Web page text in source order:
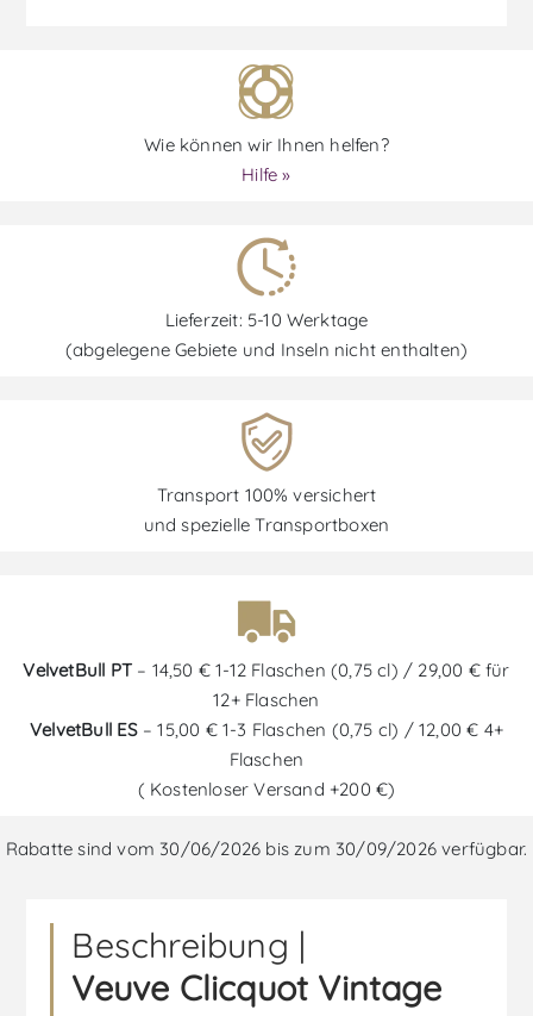
Wie können wir Ihnen helfen?
Hilfe »
Lieferzeit: 5-10 Werktage
(abgelegene Gebiete und Inseln nicht enthalten)
Transport 100% versichert
und spezielle Transportboxen
VelvetBull PT – 14,50 € 1-12 Flaschen (0,75 cl) / 29,00 € für
12+ Flaschen
VelvetBull ES– 15,00 € 1-3 Flaschen (0,75 cl) / 12,00 € 4+
Flaschen
( Kostenloser Versand +200 €)
Rabatte sind vom 30/06/2026 bis zum 30/09/2026 verfügbar.
Beschreibung |
Veuve Clicquot Vintage